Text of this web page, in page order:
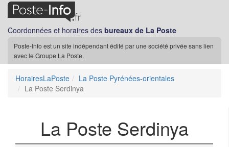
Coordonnées et horaires des bureaux de La Poste
Poste-Info est un site indépendant édité par une société privée sans lien
avec le Groupe La Poste.
HorairesLaPoste
La Poste Pyrénées-orientales
La Poste Serdinya
La Poste Serdinya